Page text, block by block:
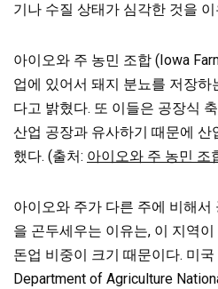
기나 수질 상태가 심각한 것을
아이오와 주 농민 조합 (Iowa
업에 있어서 돼지 분뇨를 저장하
다고 밝혔다. 또 이들은 공장식
산업 공장과 유사하기 때문에 산
했다. (출처: 아이오와 주 농민 조
아이오와 주가 다른 주에 비해서
을 곤두세우는 이유는, 이 지역
돈업 비중이 크기 때문이다. 미
Department of Agriculture